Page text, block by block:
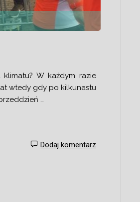
W każdym razie
wtedy gdy po kilkunastu
…
Dodaj komentarz